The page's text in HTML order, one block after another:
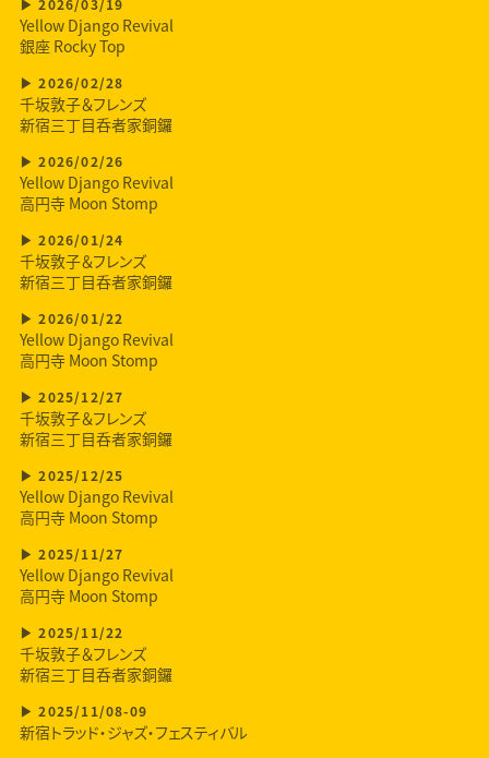
2026/03/19
Yellow Django Revival
銀座 Rocky Top
2026/02/28
千坂敦子＆フレンズ
新宿三丁目呑者家銅鑼
2026/02/26
Yellow Django Revival
高円寺 Moon Stomp
2026/01/24
千坂敦子＆フレンズ
新宿三丁目呑者家銅鑼
2026/01/22
Yellow Django Revival
高円寺 Moon Stomp
2025/12/27
千坂敦子＆フレンズ
新宿三丁目呑者家銅鑼
2025/12/25
Yellow Django Revival
高円寺 Moon Stomp
2025/11/27
Yellow Django Revival
高円寺 Moon Stomp
2025/11/22
千坂敦子＆フレンズ
新宿三丁目呑者家銅鑼
2025/11/08-09
新宿トラッド・ジャズ・フェスティバル